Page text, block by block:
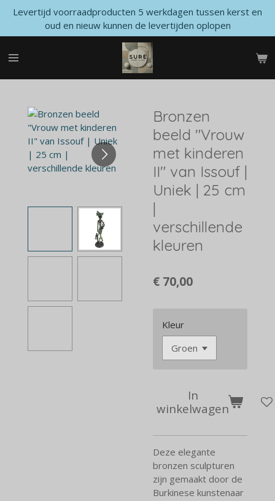
Ga
naar
de
Levertijd voorraadproducten 5 werkdagen tussen kerst en
oud en nieuw kunnen de levertijden oplopen
Bronzen
beeld "Vrouw
met kinderen
II" van Issouf |
Uniek | 25 cm
|
verschillende
kleuren
€ 70,00
Kleur
In
winkelwagen
Deze elegante
bronzen sculpturen
zijn gemaakt door de
Burkinese kunstenaar